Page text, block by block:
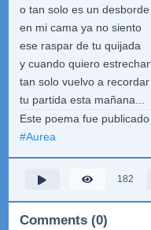
o tan solo es un
en mi cama ya no siento
ese raspar de tu quijada
y cuando quiero
tan solo vuelvo a recordar
tu partida esta mañana...
Este poema fue publicado
#Aurea
182
Comments (0)